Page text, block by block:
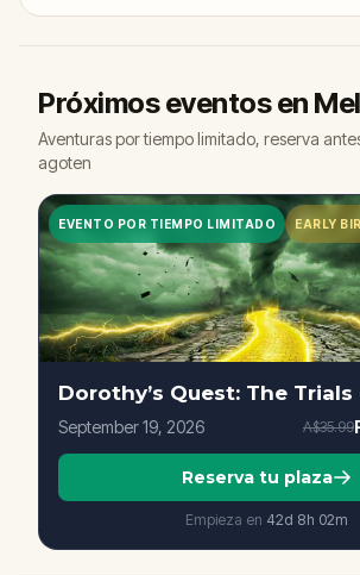
Próximos eventos en
Aventuras por tiempo limitado, reserva
agoten
EVENTO POR TIEMPO LIMITADO EARLY
September 19, 2026 A$35.99
Reserva tu plaza
Empieza en 42d 8h 02m